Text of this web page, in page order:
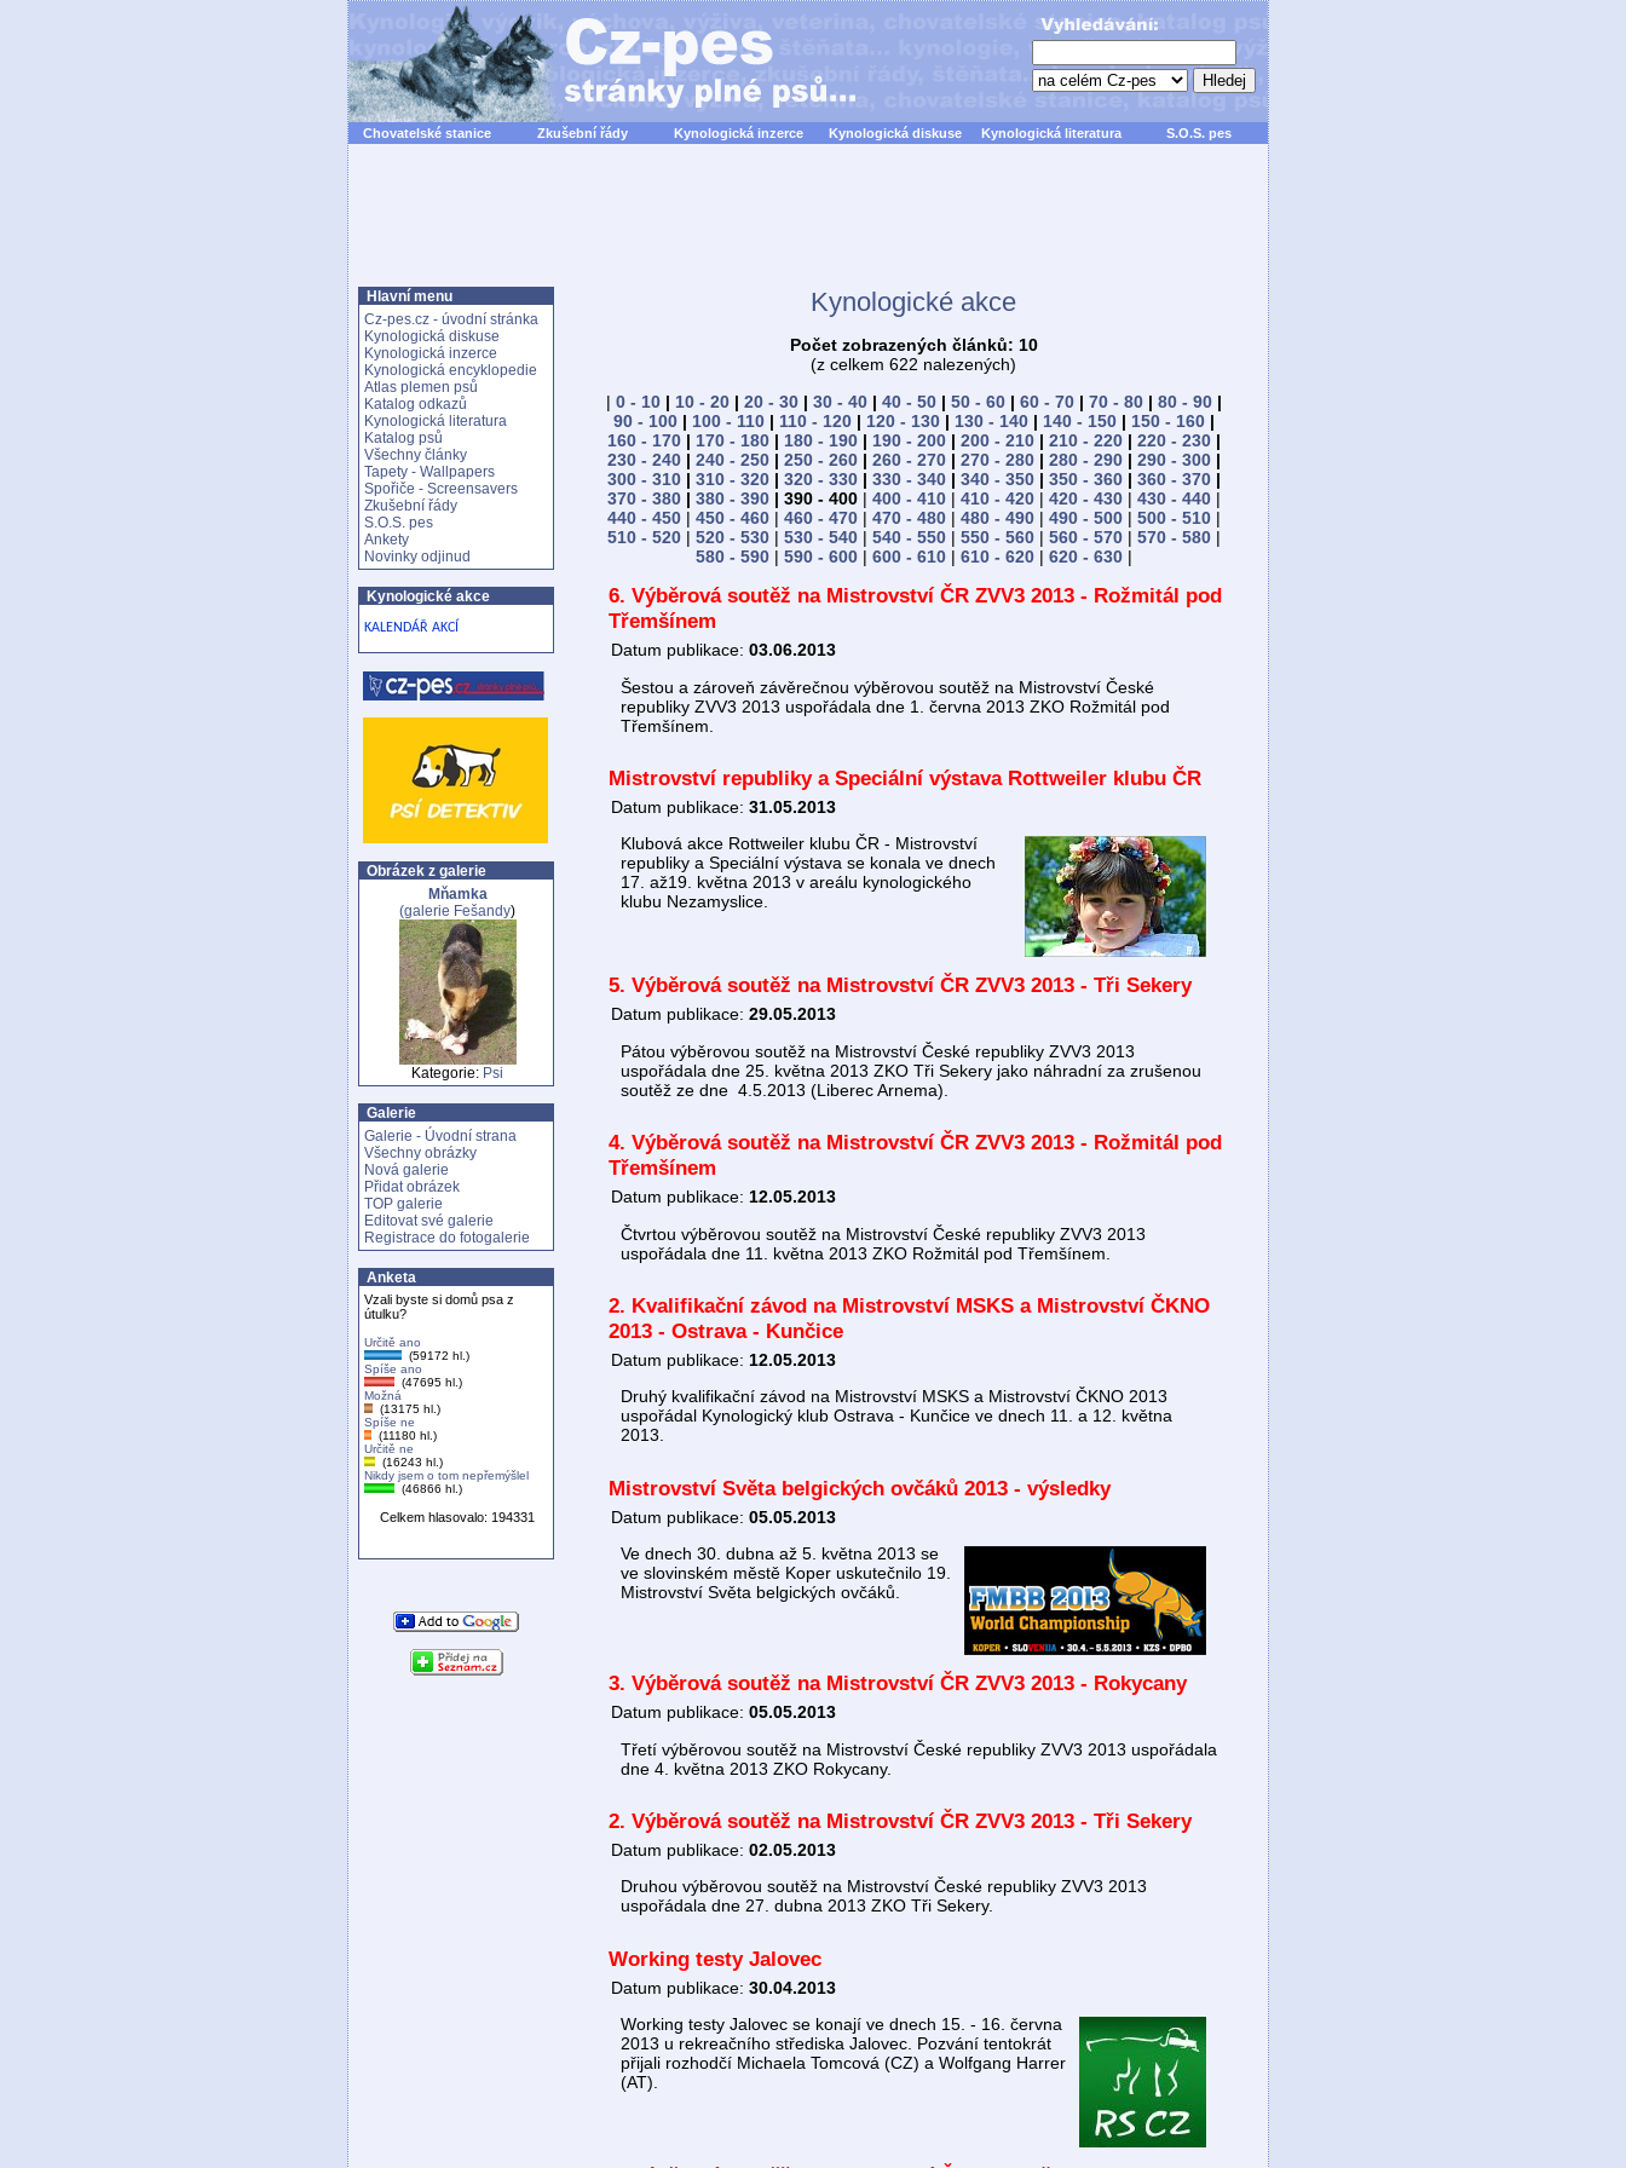
Chovatelské stanice Zkušební řády Kynologická inzerce Kynologická diskuse Kynologická literatura S.O.S. pes
Hlavní menu
Cz-pes.cz - úvodní stránka
Kynologická diskuse
Kynologická inzerce
Kynologická encyklopedie
Atlas plemen psů
Katalog odkazů
Kynologická literatura
Katalog psů
Všechny články
Tapety - Wallpapers
Spořiče - Screensavers
Zkušební řády
S.O.S. pes
Ankety
Novinky odjinud
Kynologické akce
KALENDÁŘ AKCÍ
Obrázek z galerie
Mňamka
(galerie Fešandy)
Kategorie: Psi
Galerie
Galerie - Úvodní strana
Všechny obrázky
Nová galerie
Přidat obrázek
TOP galerie
Editovat své galerie
Registrace do fotogalerie
Anketa
Vzali byste si domů psa z
útulku?
Určitě ano
(59172 hl.)
Spíše ano
(47695 hl.)
Možná
(13175 hl.)
Spíše ne
(11180 hl.)
Určitě ne
(16243 hl.)
Nikdy jsem o tom nepřemýšlel
(46866 hl.)
Celkem hlasovalo: 194331
Kynologické akce
Počet zobrazených článků: 10
(z celkem 622 nalezených)
| 0 - 10| 10 - 20| 20 - 30| 30 - 40| 40 - 50| 50 - 60| 60 - 70| 70 - 80| 80 - 90|
90 - 100| 100 - 110| 110 - 120| 120 - 130| 130 - 140| 140 - 150| 150 - 160|
160 - 170| 170 - 180| 180 - 190| 190 - 200| 200 - 210| 210 - 220| 220 - 230|
230 - 240| 240 - 250| 250 - 260| 260 - 270| 270 - 280| 280 - 290| 290 - 300|
300 - 310| 310 - 320| 320 - 330| 330 - 340| 340 - 350| 350 - 360| 360 - 370|
370 - 380| 380 - 390| 390 - 400| 400 - 410| 410 - 420| 420 - 430| 430 - 440|
440 - 450| 450 - 460| 460 - 470| 470 - 480| 480 - 490| 490 - 500| 500 - 510|
510 - 520| 520 - 530| 530 - 540| 540 - 550| 550 - 560| 560 - 570| 570 - 580|
580 - 590| 590 - 600| 600 - 610| 610 - 620| 620 - 630|
6. Výběrová soutěž na Mistrovství ČR ZVV3 2013 - Rožmitál pod
Třemšínem
Datum publikace: 03.06.2013
Šestou a zároveň závěrečnou výběrovou soutěž na Mistrovství České
republiky ZVV3 2013 uspořádala dne 1. června 2013 ZKO Rožmitál pod
Třemšínem.
Mistrovství republiky a Speciální výstava Rottweiler klubu ČR
Datum publikace: 31.05.2013
Klubová akce Rottweiler klubu ČR - Mistrovství
republiky a Speciální výstava se konala ve dnech
17. až19. května 2013 v areálu kynologického
klubu Nezamyslice.
5. Výběrová soutěž na Mistrovství ČR ZVV3 2013 - Tři Sekery
Datum publikace: 29.05.2013
Pátou výběrovou soutěž na Mistrovství České republiky ZVV3 2013
uspořádala dne 25. května 2013 ZKO Tři Sekery jako náhradní za zrušenou
soutěž ze dne 4.5.2013 (Liberec Arnema).
4. Výběrová soutěž na Mistrovství ČR ZVV3 2013 - Rožmitál pod
Třemšínem
Datum publikace: 12.05.2013
Čtvrtou výběrovou soutěž na Mistrovství České republiky ZVV3 2013
uspořádala dne 11. května 2013 ZKO Rožmitál pod Třemšínem.
2. Kvalifikační závod na Mistrovství MSKS a Mistrovství ČKNO
2013 - Ostrava - Kunčice
Datum publikace: 12.05.2013
Druhý kvalifikační závod na Mistrovství MSKS a Mistrovství ČKNO 2013
uspořádal Kynologický klub Ostrava - Kunčice ve dnech 11. a 12. května
2013.
Mistrovství Světa belgických ovčáků 2013 - výsledky
Datum publikace: 05.05.2013
Ve dnech 30. dubna až 5. května 2013 se
ve slovinském městě Koper uskutečnilo 19.
Mistrovství Světa belgických ovčáků.
3. Výběrová soutěž na Mistrovství ČR ZVV3 2013 - Rokycany
Datum publikace: 05.05.2013
Třetí výběrovou soutěž na Mistrovství České republiky ZVV3 2013 uspořádala
dne 4. května 2013 ZKO Rokycany.
2. Výběrová soutěž na Mistrovství ČR ZVV3 2013 - Tři Sekery
Datum publikace: 02.05.2013
Druhou výběrovou soutěž na Mistrovství České republiky ZVV3 2013
uspořádala dne 27. dubna 2013 ZKO Tři Sekery.
Working testy Jalovec
Datum publikace: 30.04.2013
Working testy Jalovec se konají ve dnech 15. - 16. června
2013 u rekreačního střediska Jalovec. Pozvání tentokrát
přijali rozhodčí Michaela Tomcová (CZ) a Wolfgang Harrer
(AT).